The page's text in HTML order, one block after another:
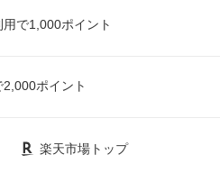
で1,000ポイント
ポイント
楽天市場トップ